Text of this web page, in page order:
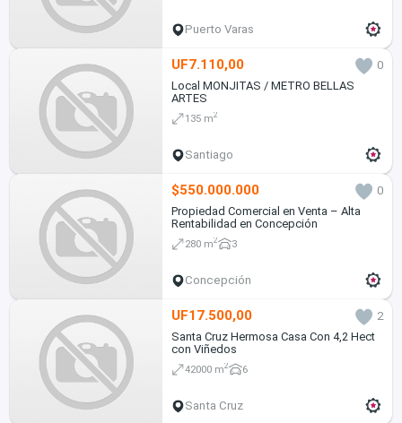
Puerto Varas
UF7.110,00
0
Local MONJITAS / METRO BELLAS
ARTES
135 m2
Santiago
$550.000.000
0
Propiedad Comercial en Venta – Alta
Rentabilidad en Concepción
280 m2 3
Concepción
UF17.500,00
2
Santa Cruz Hermosa Casa Con 4,2 Hect
con Viñedos
42000 m2 6
Santa Cruz